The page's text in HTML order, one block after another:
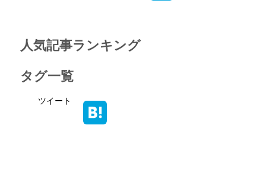
人気記事ランキング
タグ一覧
ツイート